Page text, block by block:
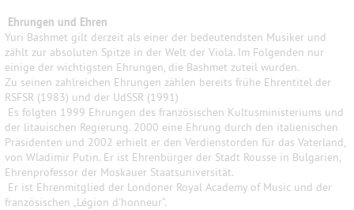
Ehrungen und Ehren
Yuri Bashmet gilt derzeit als einer der bedeutendsten Musiker und
zählt zur absoluten Spitze in der Welt der Viola. Im Folgenden nur
einige der wichtigsten Ehrungen, die Bashmet zuteil wurden.
Zu seinen zahlreichen Ehrungen zählen bereits frühe Ehrentitel der
RSFSR (1983) und der UdSSR (1991)
Es folgten 1999 Ehrungen des französischen Kultusministeriums und
der litauischen Regierung. 2000 eine Ehrung durch den italienischen
Präsidenten und 2002 erhielt er den Verdienstorden für das Vaterland,
von Wladimir Putin. Er ist Ehrenbürger der Stadt Rousse in Bulgarien,
Ehrenprofessor der Moskauer Staatsuniversität.
Er ist Ehrenmitglied der Londoner Royal Academy of Music und der
französischen „Légion d'honneur“.